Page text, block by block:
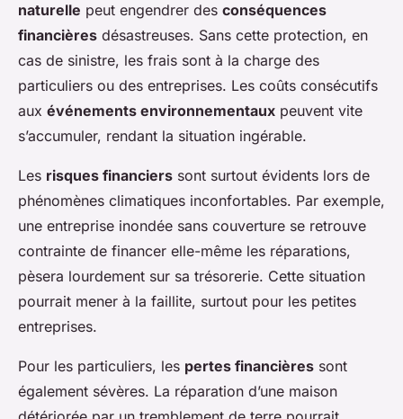
naturelle peut engendrer des conséquences
financières désastreuses. Sans cette protection, en
cas de sinistre, les frais sont à la charge des
particuliers ou des entreprises. Les coûts consécutifs
aux événements environnementaux peuvent vite
s’accumuler, rendant la situation ingérable.
Les risques financiers sont surtout évidents lors de
phénomènes climatiques inconfortables. Par exemple,
une entreprise inondée sans couverture se retrouve
contrainte de financer elle-même les réparations,
pèsera lourdement sur sa trésorerie. Cette situation
pourrait mener à la faillite, surtout pour les petites
entreprises.
Pour les particuliers, les pertes financières sont
également sévères. La réparation d’une maison